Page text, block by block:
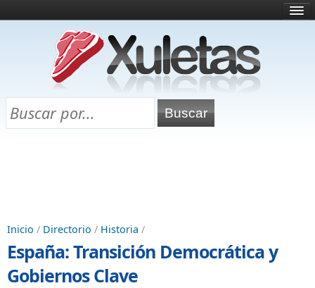
¿Qué es esto?
Directorio
Chuletas para exámenes
Inicio / Directorio / Historia /
España: Transición Democrática y
Gobiernos Clave